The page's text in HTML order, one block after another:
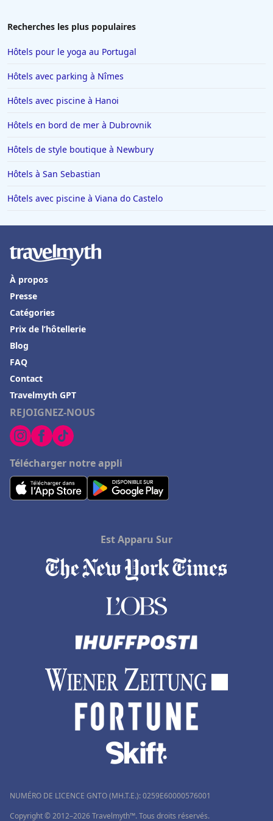
Hôtels à Salou
Hôtels à Giverny
Hôtels à Saint-Remy-de-Provence
Hôtels à Chambéry
Hôtels à Tignes
Hôtels dans le Var
Hôtels en Italie
Hôtels à Miami
Hôtels en Loire Atlantique
Hôtels à Tulum
Hôtels à Turin
Hôtels à Villefranche-de-Lauragais
Hôtels en Andorre
Hôtels à Chantilly
Hôtels à Grindelwald
Hôtels à Fontainebleau
Hôtels à Thann
Hôtels à Bonneuil-sur-Marne
Hôtels à Tallard
Hôtels à Playa del Carmen
Hôtels à Le Luc
Hôtels en Charente Maritime
Hôtels à Bois-Colombes
Hôtels à Belek
Hôtels à Jersey
Hôtels à Lucerne
Hôtels à Brides-les-Bains
Hôtels en Rhone Alpes
Recherches les plus populaires
Hôtels pour le yoga au Portugal
Hôtels avec parking à Nîmes
Hôtels avec piscine à Hanoi
Hôtels en bord de mer à Dubrovnik
Hôtels de style boutique à Newbury
Hôtels à San Sebastian
Hôtels avec piscine à Viana do Castelo
REJOIGNEZ-NOUS
Télécharger notre appli
À propos
Presse
Catégories
Prix de l’hôtellerie
Blog
FAQ
Contact
Travelmyth GPT
Est Apparu Sur
NUMÉRO DE LICENCE GNTO (MH.T.E.): 0259Ε60000576001
Copyright © 2012–2026 Travelmyth™. Tous droits réservés.